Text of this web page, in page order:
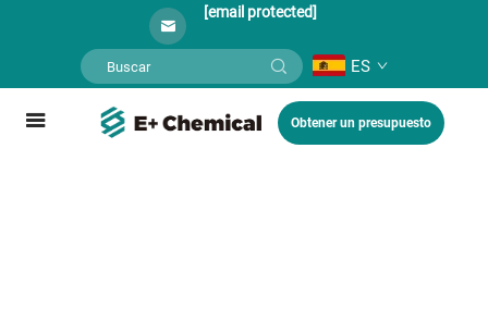
[email protected]
ES
Obtener un presupuesto